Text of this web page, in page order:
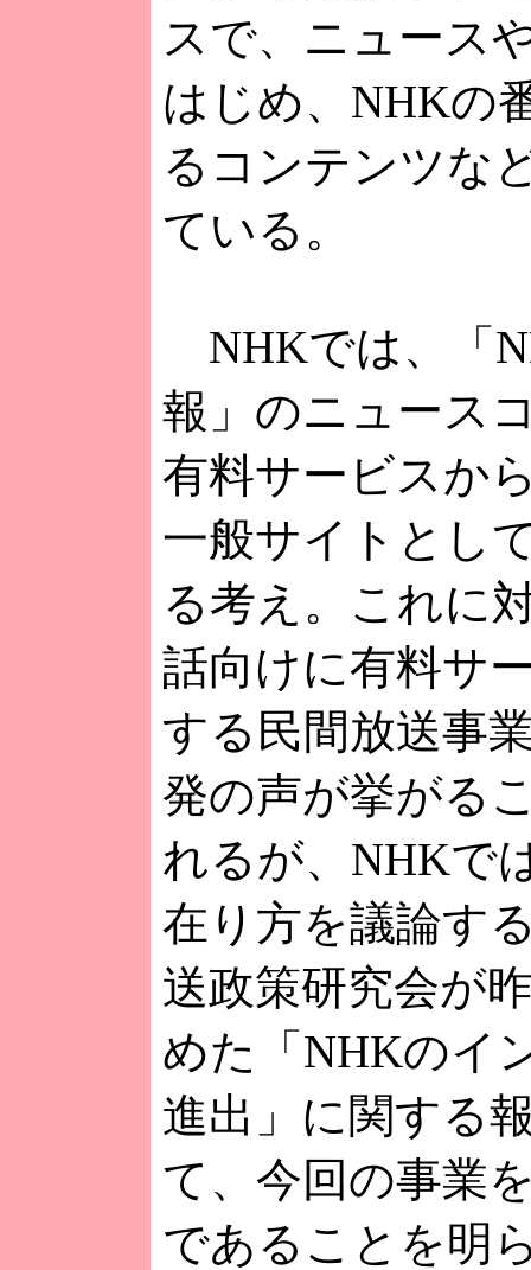
スで、ニュース
はじめ、NHKの
るコンテンツな
ている。
NHKでは、「
報」のニュース
有料サービスか
一般サイトとし
る考え。これに
話向けに有料サ
する民間放送事
発の声が挙がる
れるが、NHKで
在り方を議論す
送政策研究会が
めた「NHKのイ
進出」に関する
て、今回の事業
であることを明